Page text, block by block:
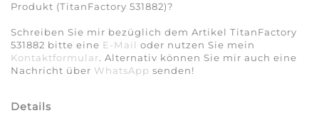
Produkt (TitanFactory 531882)?
Schreiben Sie mir bezüglich dem Artikel TitanFactory
531882 bitte eine E-Mail oder nutzen Sie mein
Kontaktformular. Alternativ können Sie mir auch eine
Nachricht über WhatsApp senden!
Details